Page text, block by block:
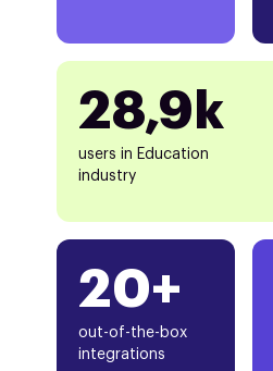
20+
out-of-the-box
integrations
28,9k
users in Education
industry